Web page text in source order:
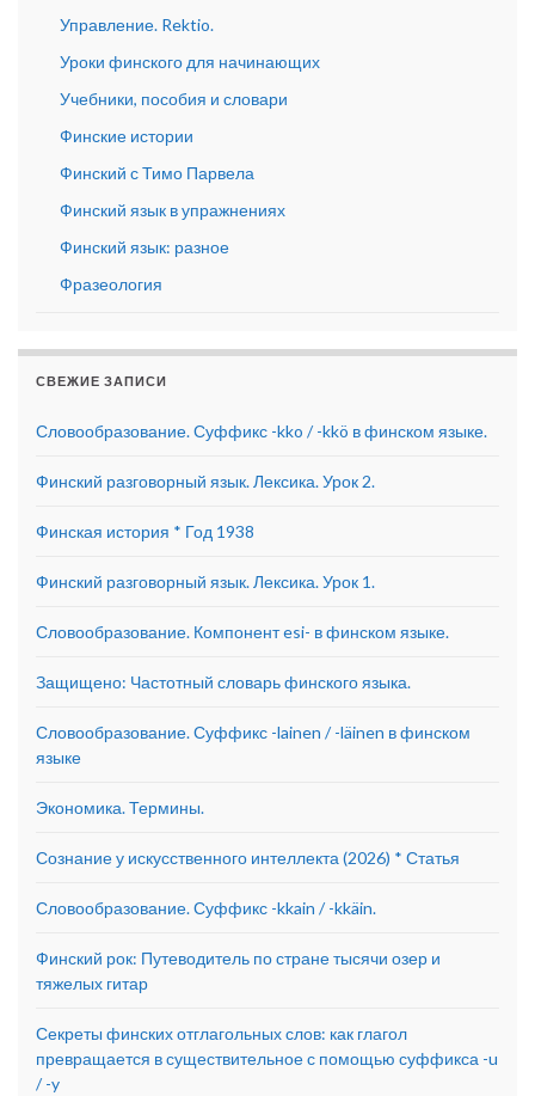
Управление. Rektio.
Уроки финского для начинающих
Учебники, пособия и словари
Финские истории
Финский с Тимо Парвела
Финский язык в упражнениях
Финский язык: разное
Фразеология
СВЕЖИЕ ЗАПИСИ
Словообразование. Суффикс -kko / -kkö в финском языке.
Финский разговорный язык. Лексика. Урок 2.
Финская история * Год 1938
Финский разговорный язык. Лексика. Урок 1.
Словообразование. Компонент esi- в финском языке.
Защищено: Частотный словарь финского языка.
Словообразование. Суффикс -lainen / -läinen в финском
языке
Экономика. Термины.
Сознание у искусственного интеллекта (2026) * Статья
Словообразование. Суффикс -kkain / -kkäin.
Финский рок: Путеводитель по стране тысячи озер и
тяжелых гитар
Секреты финских отглагольных слов: как глагол
превращается в существительное с помощью суффикса -u
/ -y